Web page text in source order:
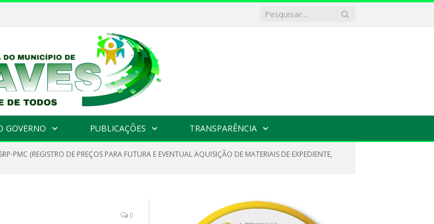
GOVERNO PUBLICAÇÕES TRANSPARÊNCIA
PMC (REGISTRO DE PREÇOS PARA FUTURA E EVENTUAL AQUISIÇÃO DE MATERIAIS DE EXPEDIENTE,
0